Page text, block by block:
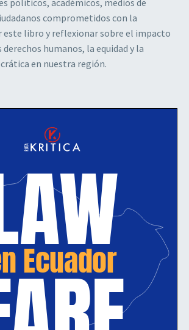
comprometidos con la
este libro y reflexionar sobre el impacto
humanos, la equidad y la
en nuestra región.